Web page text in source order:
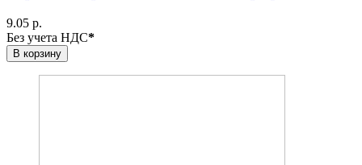
9.05 р.
Без учета НДС*
В корзину